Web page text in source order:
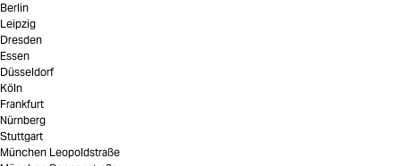
Berlin
Leipzig
Dresden
Essen
Düsseldorf
Köln
Frankfurt
Nürnberg
Stuttgart
München Leopoldstraße